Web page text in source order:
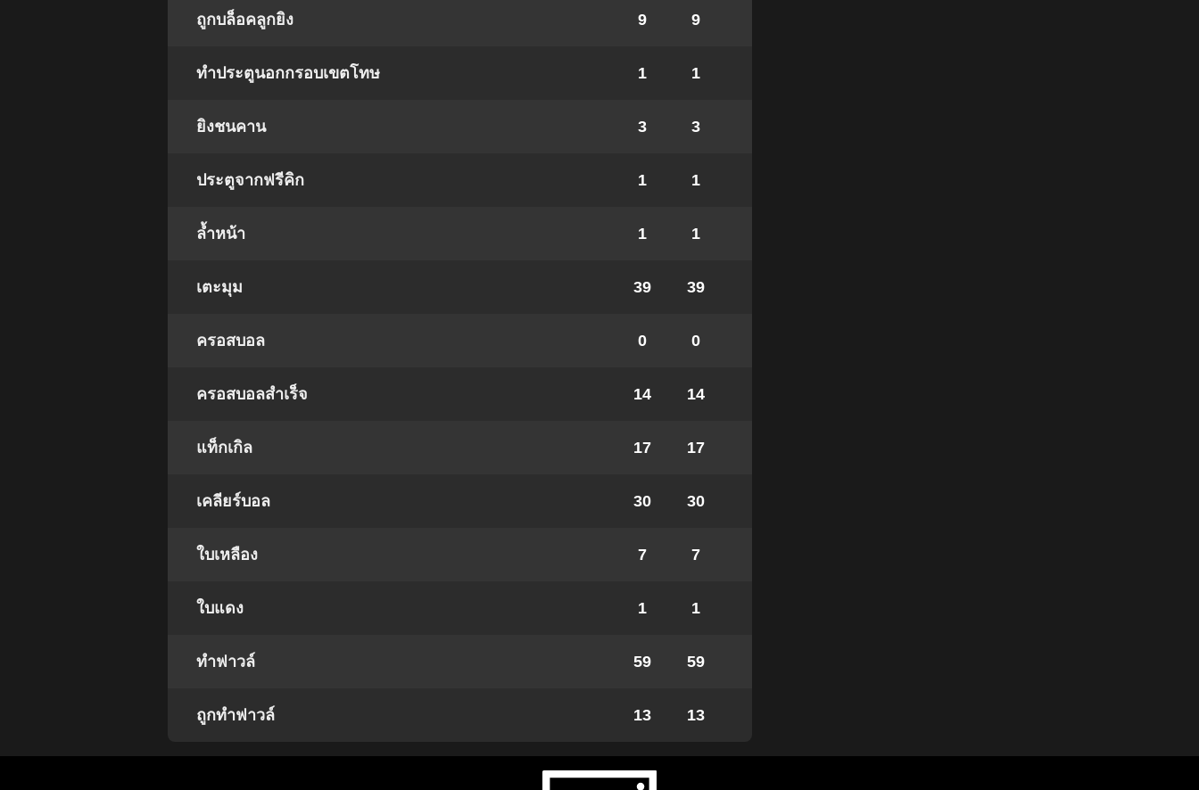
ถูกบล็อคลูกยิง 9 9
ทำประตูนอกกรอบเขตโทษ 1 1
ยิงชนคาน 3 3
ประตูจากฟรีคิก 1 1
ล้ำหน้า 1 1
เตะมุม 39 39
ครอสบอล 0 0
ครอสบอลสำเร็จ 14 14
แท็กเกิล 17 17
เคลียร์บอล 30 30
ใบเหลือง 7 7
ใบแดง 1 1
ทำฟาวล์ 59 59
ถูกทำฟาวล์ 13 13